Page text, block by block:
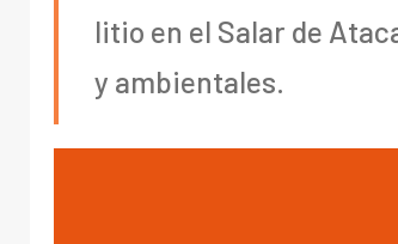
litio en el Salar de
y ambientales.